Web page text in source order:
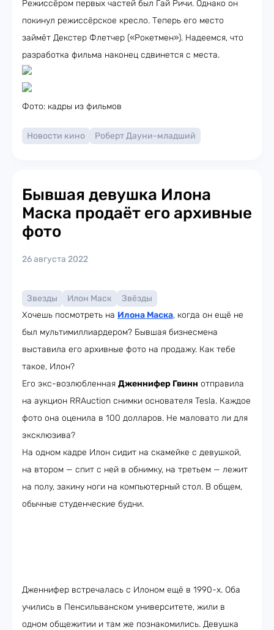
Режиссёром первых частей был Гай Ричи. Однако он
покинул режиссёрское кресло. Теперь его место
займёт Декстер Флетчер («Рокетмен»). Надеемся, что
разработка фильма наконец сдвинется с места.
Фото: кадры из фильмов
Новости кино Роберт Дауни-младший
Бывшая девушка Илона
Маска продаёт его архивные
фото
26 августа 2022
Звезды Илон Маск
Звёзды
Хочешь посмотреть на Илона Маска, когда он ещё не
был мультимиллиардером? Бывшая бизнесмена
выставила его архивные фото на продажу. Как тебе
такое, Илон?
Его экс-возлюбленная Дженнифер Гвинн отправила
на аукцион RRAuction снимки основателя Tesla. Каждое
фото она оценила в 100 долларов. Не маловато ли для
эксклюзива?
На одном кадре Илон сидит на скамейке с девушкой,
на втором — спит с ней в обнимку, на третьем — лежит
на полу, закину ноги на компьютерный стол. В общем,
обычные студенческие будни.
Дженнифер встречалась с Илоном ещё в 1990-х. Оба
учились в Пенсильванском университете, жили в
одном общежитии и там же познакомились. Девушка